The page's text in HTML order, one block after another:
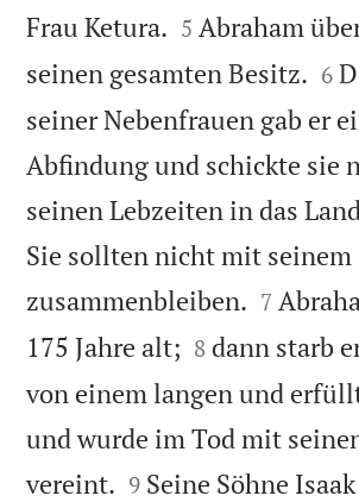
Frau Ketura. 

5 Abraham
seinen gesamten Besitz. 

6
seiner Nebenfrauen gab er
Abfindung und schickte sie
seinen Lebzeiten in das
Sie sollten nicht mit seinem
zusammenbleiben. 

7
175 Jahre alt; 

8 dann starb
von einem langen und
und wurde im Tod mit
vereint. 

9 Seine Söhne